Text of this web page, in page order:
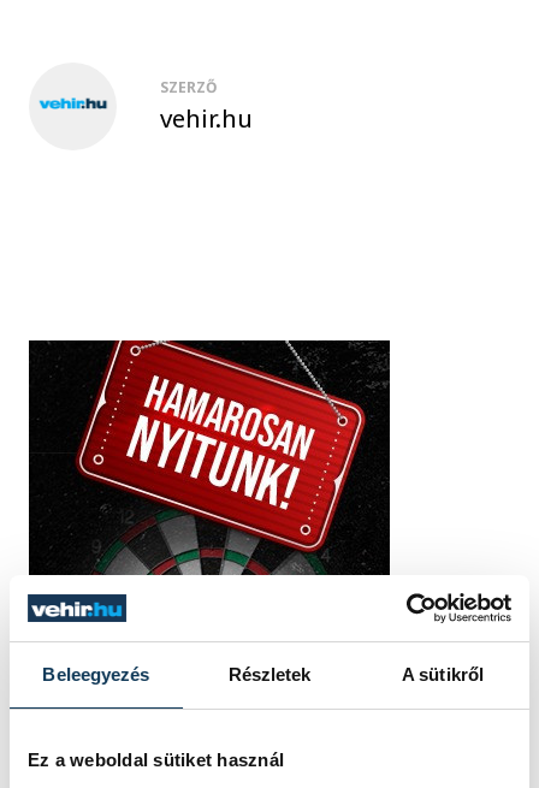
Beleegyezés Részletek A sütikről
Ez a weboldal sütiket használ
SZERZŐ
vehir.hu